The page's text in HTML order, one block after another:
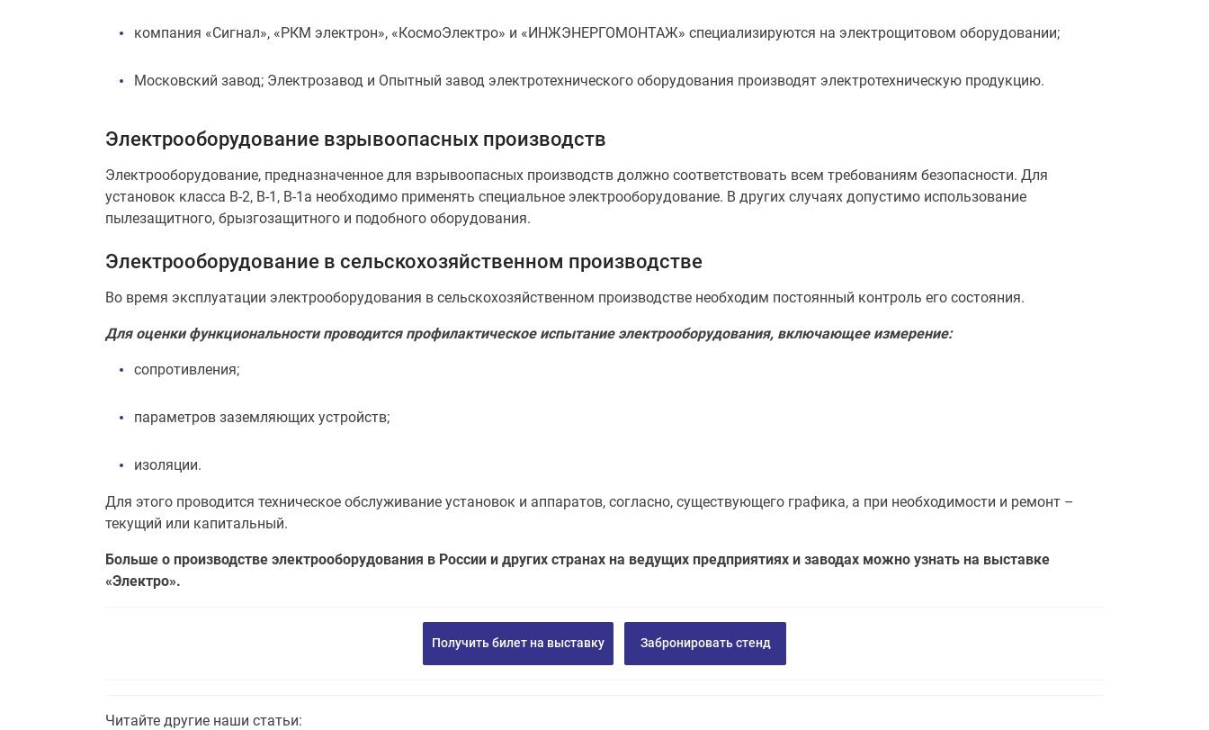
компания «Сигнал», «РКМ электрон», «КосмоЭлектро» и «ИНЖЭНЕРГОМОНТАЖ» специализируются на электрощитовом оборудовании;
Московский завод; Электрозавод и Опытный завод электротехнического оборудования производят электротехническую продукцию.
Электрооборудование взрывоопасных производств
Электрооборудование, предназначенное для взрывоопасных производств должно соответствовать всем требованиям безопасности. Для
установок класса В-2, В-1, В-1а необходимо применять специальное электрооборудование. В других случаях допустимо использование
пылезащитного, брызгозащитного и подобного оборудования.
Электрооборудование в сельскохозяйственном производстве
Во время эксплуатации электрооборудования в сельскохозяйственном производстве необходим постоянный контроль его состояния.
Для оценки функциональности проводится профилактическое испытание электрооборудования, включающее измерение:
сопротивления;
параметров заземляющих устройств;
изоляции.
Для этого проводится техническое обслуживание установок и аппаратов, согласно, существующего графика, а при необходимости и ремонт –
текущий или капитальный.
Больше о производстве электрооборудования в России и других странах на ведущих предприятиях и заводах можно узнать на выставке
«Электро».
Получить билет на выставку Забронировать стенд
Читайте другие наши статьи: